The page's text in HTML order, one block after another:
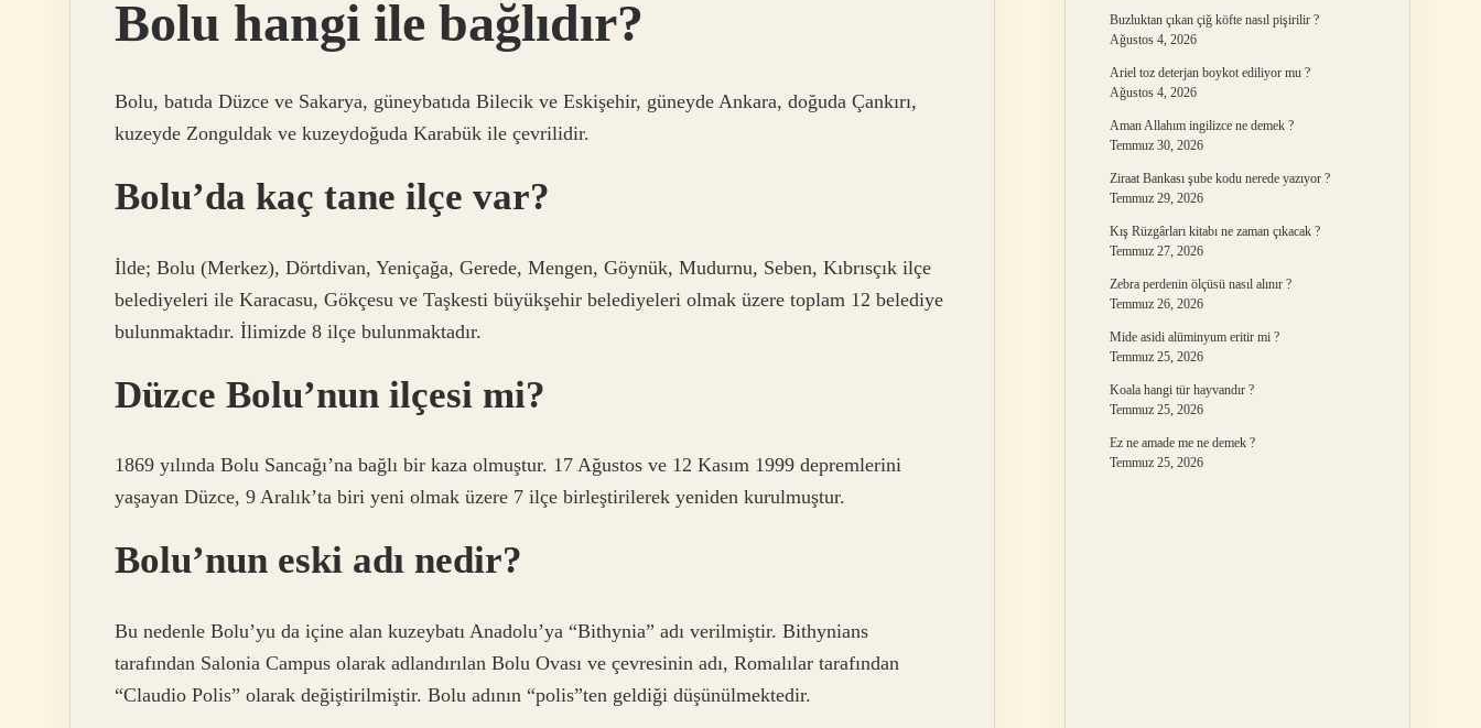
Bolu hangi ile bağlıdır?
Bolu, batıda Düzce ve Sakarya, güneybatıda Bilecik ve Eskişehir, güneyde Ankara, doğuda Çankırı,
kuzeyde Zonguldak ve kuzeydoğuda Karabük ile çevrilidir.
Bolu’da kaç tane ilçe var?
İlde; Bolu (Merkez), Dörtdivan, Yeniçağa, Gerede, Mengen, Göynük, Mudurnu, Seben, Kıbrısçık ilçe
belediyeleri ile Karacasu, Gökçesu ve Taşkesti büyükşehir belediyeleri olmak üzere toplam 12 belediye
bulunmaktadır. İlimizde 8 ilçe bulunmaktadır.
Düzce Bolu’nun ilçesi mi?
1869 yılında Bolu Sancağı’na bağlı bir kaza olmuştur. 17 Ağustos ve 12 Kasım 1999 depremlerini
yaşayan Düzce, 9 Aralık’ta biri yeni olmak üzere 7 ilçe birleştirilerek yeniden kurulmuştur.
Bolu’nun eski adı nedir?
Bu nedenle Bolu’yu da içine alan kuzeybatı Anadolu’ya “Bithynia” adı verilmiştir. Bithynians
tarafından Salonia Campus olarak adlandırılan Bolu Ovası ve çevresinin adı, Romalılar tarafından
“Claudio Polis” olarak değiştirilmiştir. Bolu adının “polis”ten geldiği düşünülmektedir.
Buzluktan çıkan çiğ köfte nasıl pişirilir ?
Ağustos 4, 2026
Ariel toz deterjan boykot ediliyor mu ?
Ağustos 4, 2026
Aman Allahım ingilizce ne demek ?
Temmuz 30, 2026
Ziraat Bankası şube kodu nerede yazıyor ?
Temmuz 29, 2026
Kış Rüzgârları kitabı ne zaman çıkacak ?
Temmuz 27, 2026
Zebra perdenin ölçüsü nasıl alınır ?
Temmuz 26, 2026
Mide asidi alüminyum eritir mi ?
Temmuz 25, 2026
Koala hangi tür hayvandır ?
Temmuz 25, 2026
Ez ne amade me ne demek ?
Temmuz 25, 2026